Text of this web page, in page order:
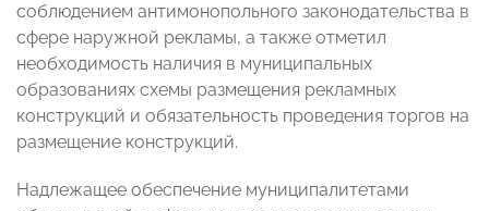
соблюдением антимонопольного законодательства в
сфере наружной рекламы, а также отметил
необходимость наличия в муниципальных
образованиях схемы размещения рекламных
конструкций и обязательность проведения торгов на
размещение конструкций.
Надлежащее обеспечение муниципалитетами